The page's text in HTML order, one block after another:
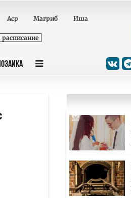
Аср Магриб Иша